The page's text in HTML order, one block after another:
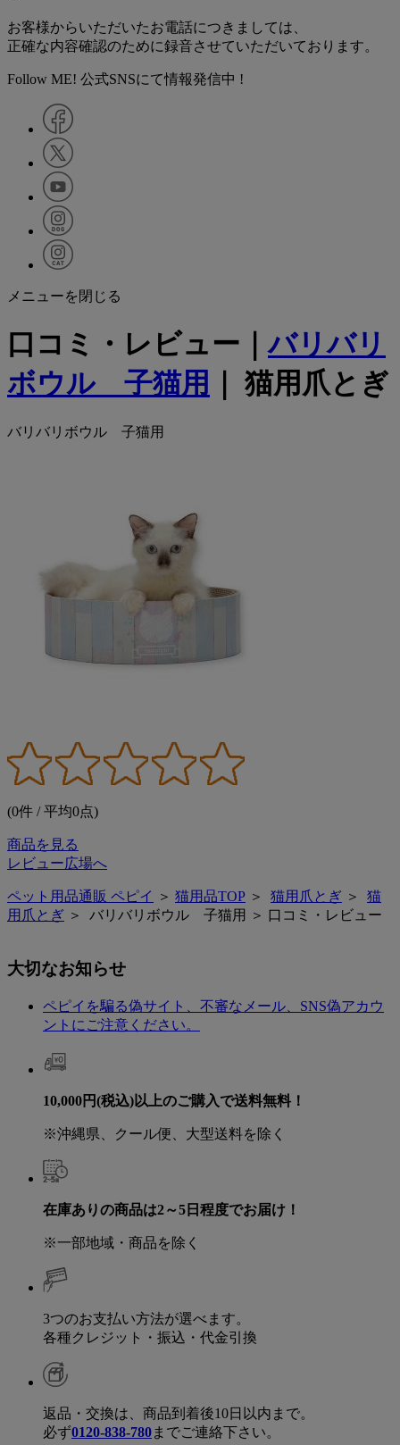
お客様からいただいたお電話につきましては、
正確な内容確認のために録音させていただいております。
Follow ME! 公式SNSにて情報発信中 !
メニューを閉じる
口コミ・レビュー｜バリバリ
ボウル 子猫用
｜ 猫用爪とぎ
バリバリボウル 子猫用
(0件 / 平均0点)
商品を見る
レビュー広場へ
ペット用品通販 ペピイ ＞ 猫用品TOP ＞ 猫用爪とぎ ＞ 猫
用爪とぎ ＞ バリバリボウル 子猫用 ＞ 口コミ・レビュー
大切なお知らせ
ペピイを騙る偽サイト、不審なメール、SNS偽アカウ
ントにご注意ください。
10,000円(税込)以上のご購入で送料無料！
※沖縄県、クール便、大型送料を除く
在庫ありの商品は2～5日程度でお届け！
※一部地域・商品を除く
3つのお支払い方法が選べます。
各種クレジット・振込・代金引換
返品・交換は、商品到着後10日以内まで。
必ず0120-838-780までご連絡下さい。